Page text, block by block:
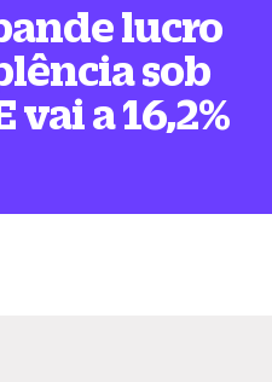
lucro
sob
vai a 16,2%